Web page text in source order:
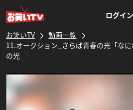
ログイン
お笑いTV
動画一覧
11.オークション_さらば青春の光「な
の光